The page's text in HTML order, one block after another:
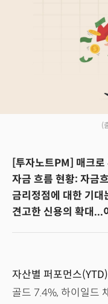
(
[투자노트PM] 매크
자금 흐름 현황: 자금
금리정점에 대한 기
견고한 신용의 확대...
자산별 퍼포먼스
골드 7.4%, 하이일드